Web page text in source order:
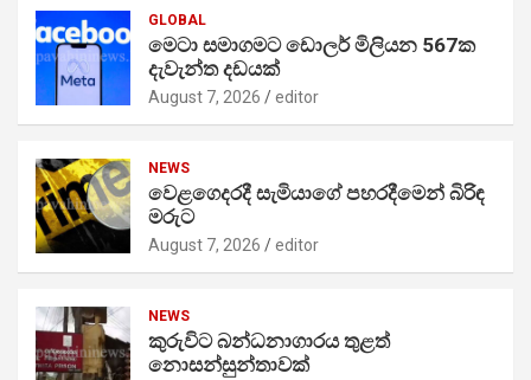
GLOBAL
මෙටා සමාගමට ඩොලර් මිලියන 567ක
දැවැන්ත දඩයක්
August 7, 2026 editor
NEWS
වෙළගෙදරදී සැමියාගේ පහරදීමෙන් බිරිඳ
මරුට
August 7, 2026 editor
NEWS
කුරුවිට බන්ධනාගාරය තුළත්
නොසන්සුන්තාවක්